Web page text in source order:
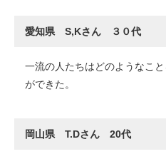
愛知県 S,Kさん ３０代
一流の人たちはどのようなこ
ができた。
岡山県 T.Dさん 20代